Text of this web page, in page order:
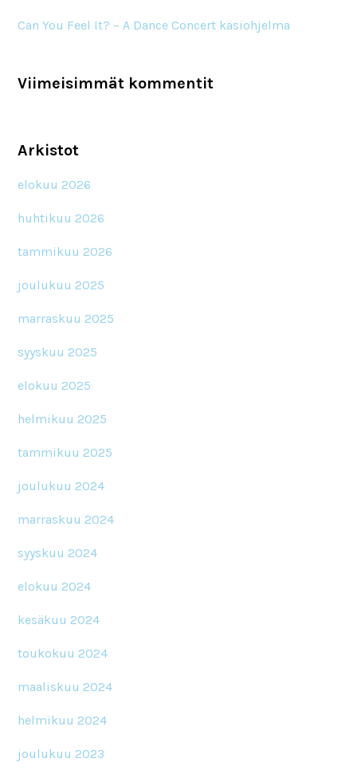
Can You Feel It? – A Dance Concert käsiohjelma
Viimeisimmät kommentit
Arkistot
elokuu 2026
huhtikuu 2026
tammikuu 2026
joulukuu 2025
marraskuu 2025
syyskuu 2025
elokuu 2025
helmikuu 2025
tammikuu 2025
joulukuu 2024
marraskuu 2024
syyskuu 2024
elokuu 2024
kesäkuu 2024
toukokuu 2024
maaliskuu 2024
helmikuu 2024
joulukuu 2023